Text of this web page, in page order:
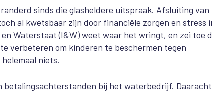
sinds die glasheldere uitspraak. Afsluiting van
al kwetsbaar zijn door financiële zorgen en stress
Waterstaat (I&W) weet waar het wringt, en zei toe
te verbeteren om kinderen te beschermen tegen
niets.
betalingsachterstanden bij het waterbedrijf.